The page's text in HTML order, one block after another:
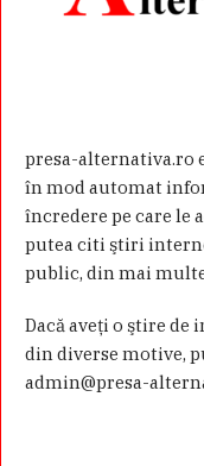
presa-alternativa.ro
în mod automat
încredere pe care le
putea citi ştiri
public, din mai
Dacă aveţi o ştire de
din diverse motive,
admin@presa-